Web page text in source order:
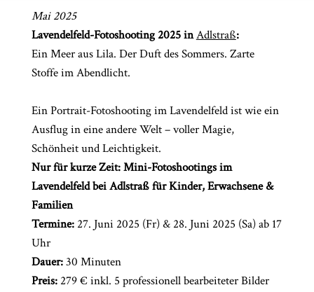
Mai 2025
Lavendelfeld-Fotoshooting 2025 inAdlstraß:
Ein Meer aus Lila. Der Duft des Sommers. Zarte
Stoffe im Abendlicht.
Ein Portrait-Fotoshooting im Lavendelfeld ist wie ein
Ausflug in eine andere Welt – voller Magie,
Schönheit und Leichtigkeit.
Nur für kurze Zeit: Mini-Fotoshootings im
Lavendelfeld bei Adlstraß für Kinder, Erwachsene &
Familien
Termine:27. Juni 2025 (Fr) & 28. Juni 2025 (Sa) ab 17
Uhr
Dauer:30 Minuten
Preis:279 € inkl. 5 professionell bearbeiteter Bilder